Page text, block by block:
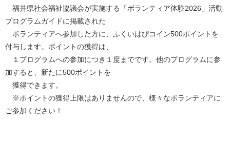
福井県社会福祉協議会が実施する「ボランティア体験2026」活動
プログラムガイドに掲載された
ボランティアへ参加した方に、ふくいはぴコイン500ポイントを
付与します。ポイントの獲得は、
１プログラムへの参加につき１度までです。他のプログラムに参
加すると、新たに500ポイントを
獲得できます。
※ポイントの獲得上限はありませんので、様々なボランティアに
ご参加ください！